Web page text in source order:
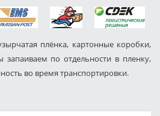
плёнка, картонные коробки,
по отдельности в пленку,
во время транспортировки.